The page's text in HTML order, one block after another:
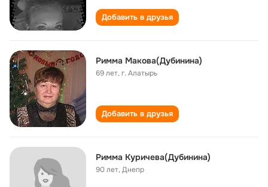
Добавить в друзья
Римма Макова(Дубинина)
69 лет,г. Алатырь
Добавить в друзья
Римма Куричева(Дубинина)
90 лет,Днепр